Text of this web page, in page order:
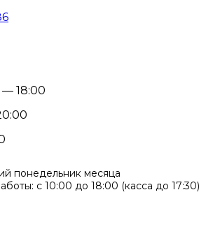
— 18:00
понедельник месяца
с 10:00 до 18:00 (касса до 17:30)